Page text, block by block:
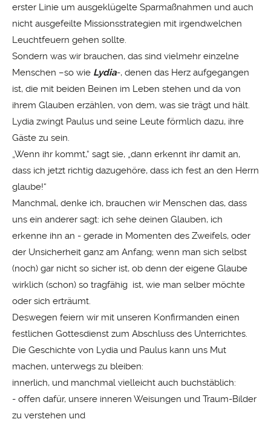
erster Linie um ausgeklügelte Sparmaßnahmen und auch
nicht ausgefeilte Missionsstrategien mit irgendwelchen
Leuchtfeuern gehen sollte.
Sondern was wir brauchen, das sind vielmehr einzelne
Menschen –so wie Lydia-, denen das Herz aufgegangen
ist, die mit beiden Beinen im Leben stehen und da von
ihrem Glauben erzählen, von dem, was sie trägt und hält.
Lydia zwingt Paulus und seine Leute förmlich dazu, ihre
Gäste zu sein.
„Wenn ihr kommt,“ sagt sie, „dann erkennt ihr damit an,
dass ich jetzt richtig dazugehöre, dass ich fest an den Herrn
glaube!“
Manchmal, denke ich, brauchen wir Menschen das, dass
uns ein anderer sagt: ich sehe deinen Glauben, ich
erkenne ihn an - gerade in Momenten des Zweifels, oder
der Unsicherheit ganz am Anfang; wenn man sich selbst
(noch) gar nicht so sicher ist, ob denn der eigene Glaube
wirklich (schon) so tragfähig ist, wie man selber möchte
oder sich erträumt.
Deswegen feiern wir mit unseren Konfirmanden einen
festlichen Gottesdienst zum Abschluss des Unterrichtes.
Die Geschichte von Lydia und Paulus kann uns Mut
machen, unterwegs zu bleiben:
innerlich, und manchmal vielleicht auch buchstäblich:
- offen dafür, unsere inneren Weisungen und Traum-Bilder
zu verstehen und